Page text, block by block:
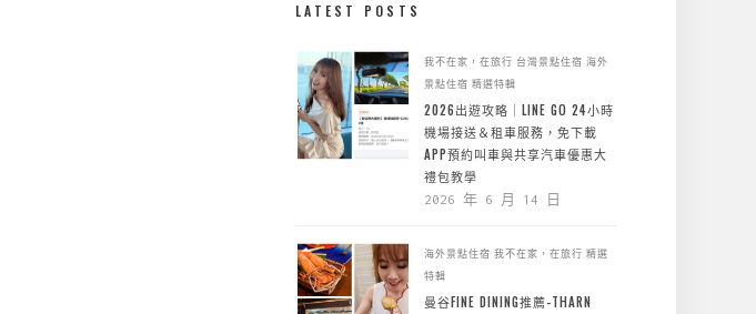
LATEST POSTS
我不在家，在旅行 台灣景點住宿 海外
景點住宿 精選特輯
2026出遊攻略｜LINE GO 24小時
機場接送＆租車服務，免下載
APP預約叫車與共享汽車優惠大
禮包教學
2026 年 6 月 14 日
海外景點住宿 我不在家，在旅行 精選
特輯
曼谷FINE DINING推薦-THARN